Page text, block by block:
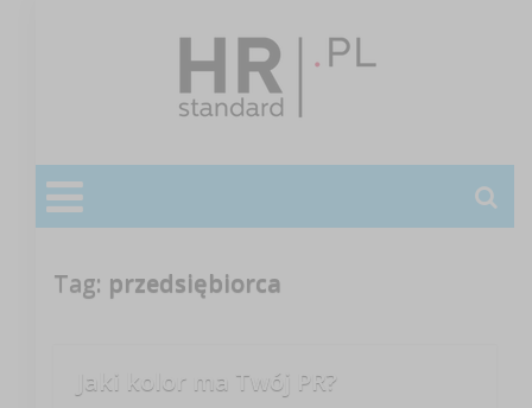
Tag: przedsiębiorca
Jaki kolor ma Twój PR?